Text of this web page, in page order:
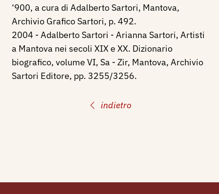
indietro
‘900, a cura di Adalberto Sartori, Mantova,
Archivio Grafico Sartori, p. 492.
2004 - Adalberto Sartori - Arianna Sartori, Artisti
a Mantova nei secoli XIX e XX. Dizionario
biografico, volume VI, Sa - Zir, Mantova, Archivio
Sartori Editore, pp. 3255/3256.